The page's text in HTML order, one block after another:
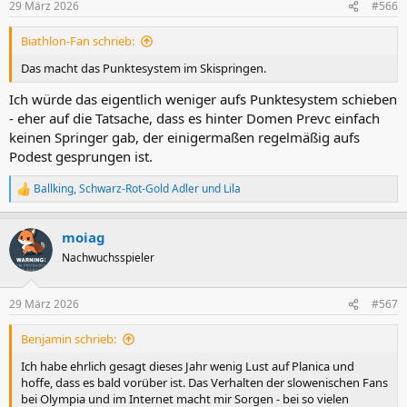
e
n
29 März 2026 #566
Biathlon-Fan schrieb:
Das macht das Punktesystem im Skispringen.
Ich würde das eigentlich weniger aufs Punktesystem schieben
- eher auf die Tatsache, dass es hinter Domen Prevc einfach
keinen Springer gab, der einigermaßen regelmäßig aufs
Podest gesprungen ist.
R
e
k
i
e
n
Ballking,Schwarz-Rot-Gold Adler und Lila
moiag
Nachwuchsspieler
29 März 2026 #567
Benjamin schrieb:
Ich habe ehrlich gesagt dieses Jahr wenig Lust auf Planica und
hoffe, dass es bald vorüber ist. Das Verhalten der slowenischen Fans
bei Olympia und im Internet macht mir Sorgen - bei so vielen